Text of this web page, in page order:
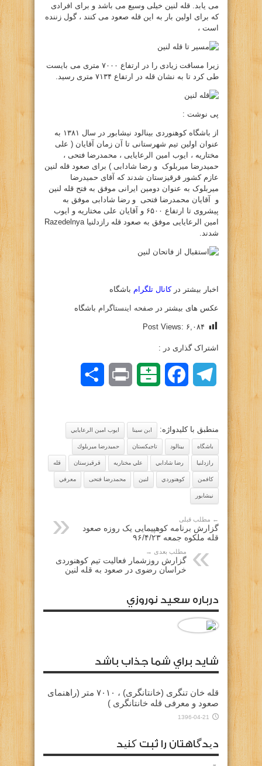
می یابد. قله لنین خیلی وسیع می باشد و برای افرادی
که برای اولین بار به این قله صعود می کنند ، گول زننده
است ،
زیرا مسافت زیادی را در ارتفاع ۷۰۰۰ متری می بایست
طی کرد تا به نشان قله در ارتفاع ۷۱۳۴ متری رسید.
پی نوشت :
از باشگاه کوهنوردی بینالود نیشابور در سال ۱۳۸۱ به
عنوان اولین تیم شهرستانی تا آن زمان آقایان ( علی
مختاریه ،‌ ایوب امین الرعایایی ، محمدرضا فتحی ،
حمیدرضا میربلوک و رضا شادابی ) برای صعود قله لنین
عازم کشور قرقیزستان شدند که آقای حمیدرضا
میربلوک به عنوان دومین ایرانی موفق به فتح قله لنین
و آقایان محمدرضا فتحی و رضا شادابی موفق به
پیشروی تا ارتفاع ۶۵۰۰ و آقایان علی مختاریه و ایوب
امین الرعایایی موفق به صعود قله رازدلنیا Razedelnya
شدند.
اخبار بیشتر درکانال تلگرام باشگاه
عکس های بیشتر در صفحه اینستاگرام باشگاه
Post Views: ۶,۰۸۴
اشتراک گذاری در :
Telegram
Facebook
Balatarin
Print
منطبق با کلیدواژه: ابن سينا ايوب امين الرعايايي
باشگاه بينالود تاجيكستان حميدرضا ميربلوك
رازدلنیا رضا شادابي علي مختاريه قرقيزستان قله
كافمن كوهنوردي لنين محمدرضا فتحی معرفي
نيشابور
← مطلب قبلی
گزارش برنامه کوهپیمایی یک روزه صعود
قله ملکوه جمعه ۹۶/۴/۲۳
مطلب بعدی →
گزارش روزشمار فعالیت تیم کوهنوردی
خراسان رضوی در صعود به قله لنین
درباره سعيد نوروزي
شايد براي شما جذاب باشد
قله خان تنگری (خانتانگری) ،‌ ۷۰۱۰ متر (راهنمای
صعود و معرفی قله خانتانگری )
1396-04-21
دیدگاهتان را ثبت کنید